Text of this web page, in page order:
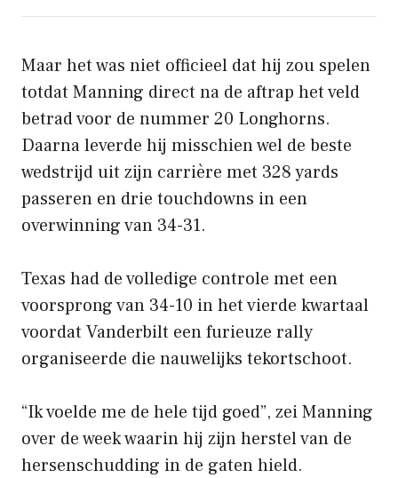
Maar het was niet officieel dat hij zou spelen
totdat Manning direct na de aftrap het veld
betrad voor de nummer 20 Longhorns.
Daarna leverde hij misschien wel de beste
wedstrijd uit zijn carrière met 328 yards
passeren en drie touchdowns in een
overwinning van 34-31.
Texas had de volledige controle met een
voorsprong van 34-10 in het vierde kwartaal
voordat Vanderbilt een furieuze rally
organiseerde die nauwelijks tekortschoot.
“Ik voelde me de hele tijd goed”, zei Manning
over de week waarin hij zijn herstel van de
hersenschudding in de gaten hield.